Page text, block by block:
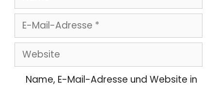
E-
Mail-
Adresse
Website
Name, E-Mail-Adresse und Website in